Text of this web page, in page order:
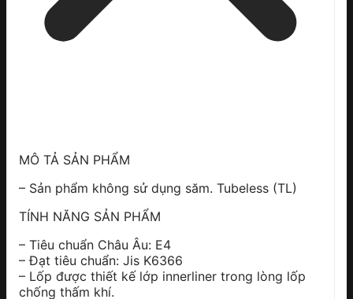
MÔ TẢ SẢN PHẨM
– Sản phẩm không sử dụng săm. Tubeless (TL)
TÍNH NĂNG SẢN PHẨM
– Tiêu chuẩn Châu Âu: E4
– Đạt tiêu chuẩn: Jis K6366
– Lốp được thiết kế lớp innerliner trong lòng lốp
chống thấm khí.